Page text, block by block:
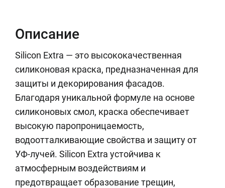
Описание
Silicon Extra — это высококачественная
силиконовая краска, предназначенная для
защиты и декорирования фасадов.
Благодаря уникальной формуле на основе
силиконовых смол, краска обеспечивает
высокую паропроницаемость,
водоотталкивающие свойства и защиту от
УФ-лучей. Silicon Extra устойчива к
атмосферным воздействиям и
предотвращает образование трещин,